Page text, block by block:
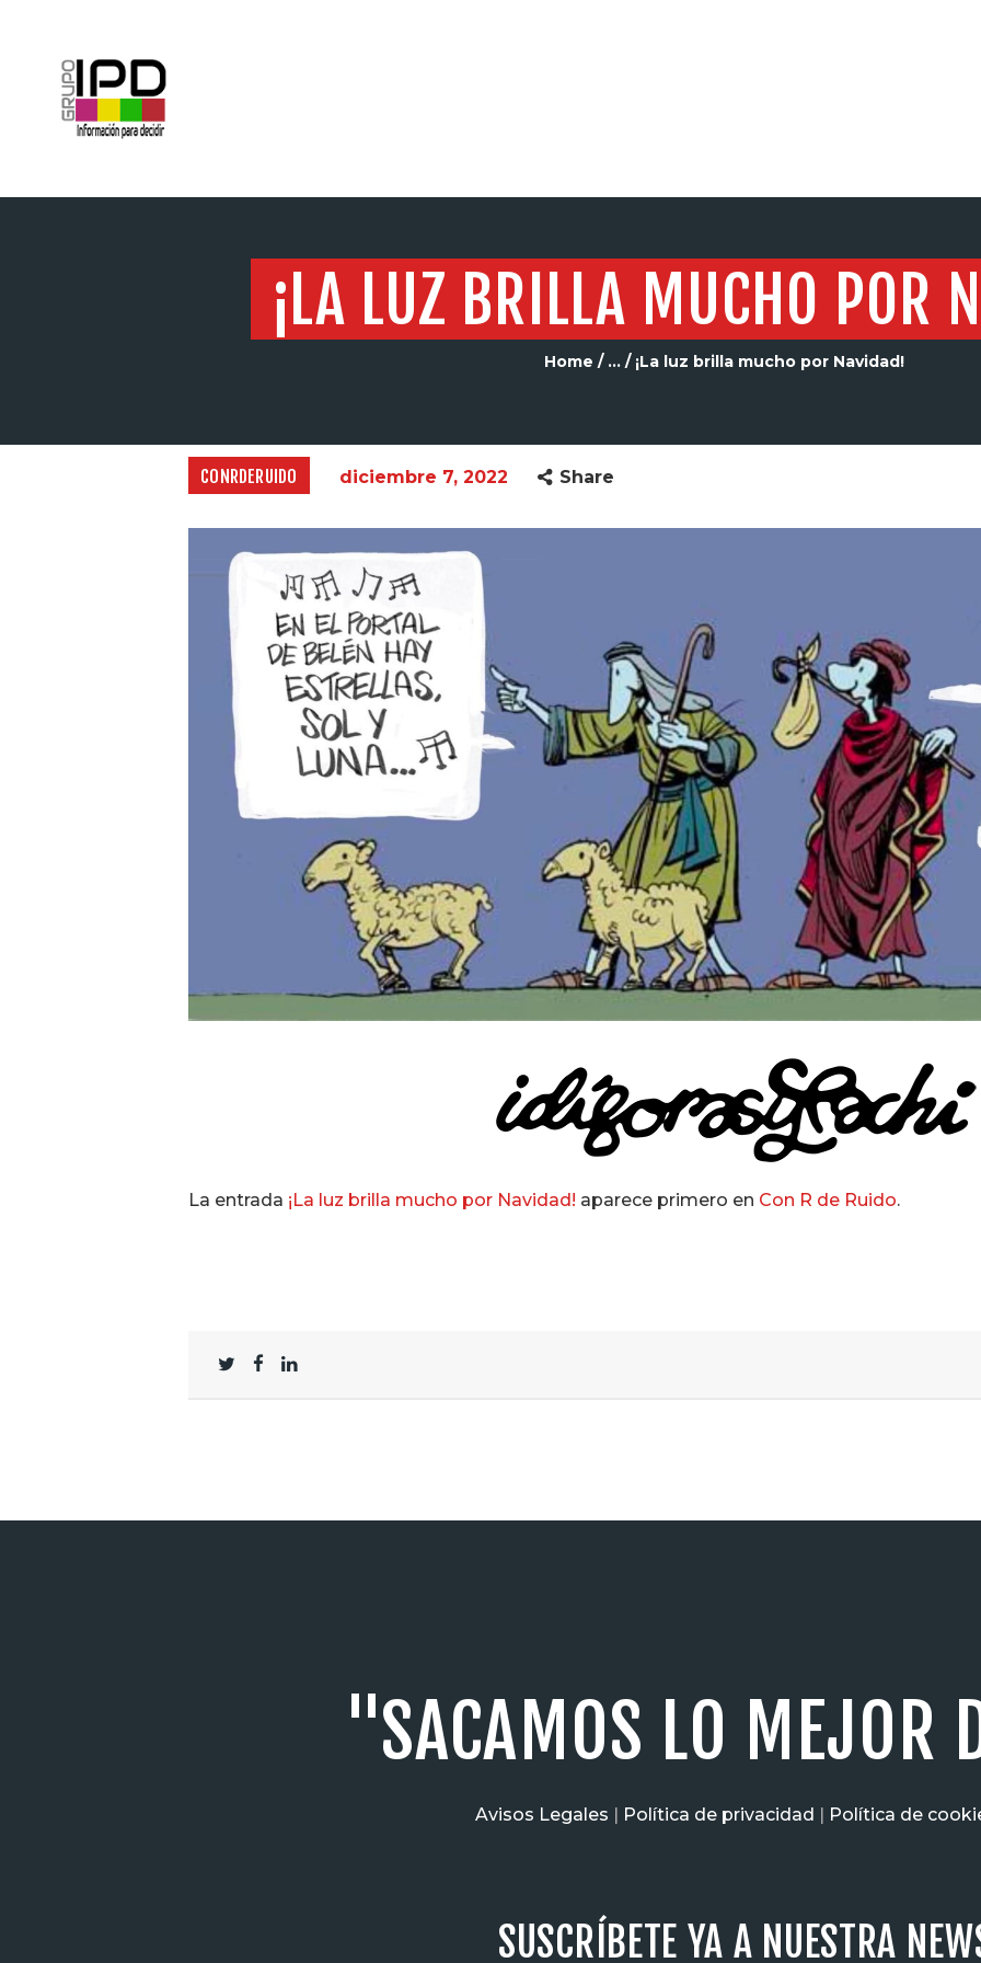
¡LA LUZ BRILLA MUCHO POR
Home ... ¡La luz brilla mucho por Navidad!
CONRDERUIDO diciembre 7, 2022 Share
La entrada ¡La luz brilla mucho por Navidad! aparece primero en Con R de Ruido.
"SACAMOS LO MEJOR
Avisos Legales | Política de privacidad | Política de
SUSCRÍBETE YA A NUESTRA